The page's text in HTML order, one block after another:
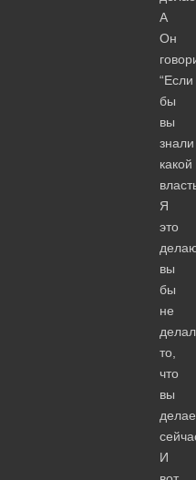
А
Он
“Если
бы
вы
знали
какой
Я
это
вы
бы
не
то,
что
вы
И